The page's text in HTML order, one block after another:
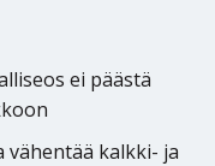
ei päästä
vähentää kalkki- ja